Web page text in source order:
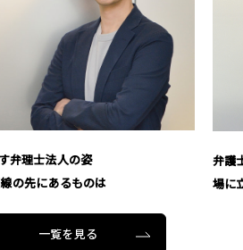
木 裕二弁護士が語る「相手の立
「あ
賢介
一覧を見る